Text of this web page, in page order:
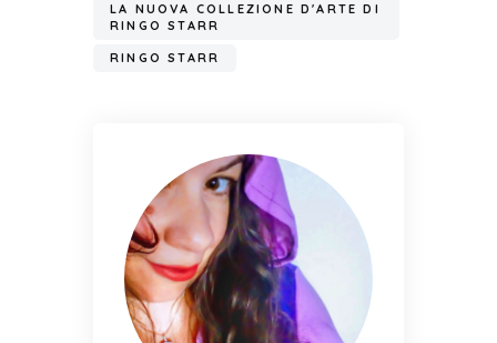
LA NUOVA COLLEZIONE D'ARTE DI
RINGO STARR
RINGO STARR